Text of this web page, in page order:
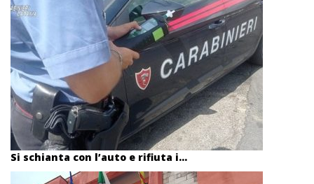
Si schianta con l’auto e rifiuta i...